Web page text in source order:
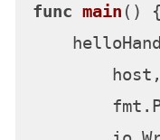
func main ()
{